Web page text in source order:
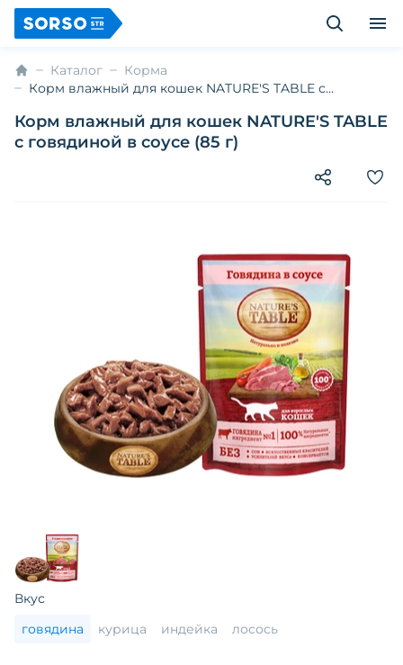
Каталог
Корма
Корм влажный для кошек NATURE'S TABLE с
Корм влажный для кошек NATURE'S TABLE
с говядиной в соусе (85 г)
Вкус
говядина
курица индейка лосось